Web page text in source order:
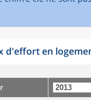
d'effort en